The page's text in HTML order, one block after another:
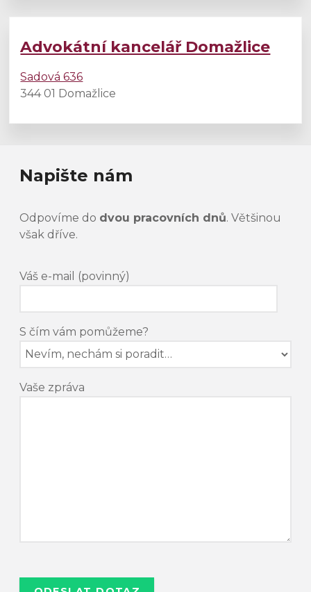
Advokátní kancelář Domažlice
Sadová 636
344 01 Domažlice
Napište nám
Odpovíme do dvou pracovních dnů. Většinou
však dříve.
Váš e-mail (povinný)
S čím vám pomůžeme?
Vaše zpráva